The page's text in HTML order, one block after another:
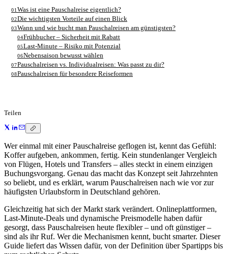
01 Was ist eine Pauschalreise eigentlich?
02Die wichtigsten Vorteile auf einen Blick
03Wann und wie bucht man Pauschalreisen am günstigsten?
04Frühbucher – Sicherheit mit Rabatt
05Last-Minute – Risiko mit Potenzial
06Nebensaison bewusst wählen
07Pauschalreisen vs. Individualreisen: Was passt zu dir?
08Pauschalreisen für besondere Reiseformen
Teilen
Wer einmal mit einer Pauschalreise geflogen ist, kennt das Gefühl:
Koffer aufgeben, ankommen, fertig. Kein stundenlanger Vergleich
von Flügen, Hotels und Transfers – alles steckt in einem einzigen
Buchungsvorgang. Genau das macht das Konzept seit Jahrzehnten
so beliebt, und es erklärt, warum Pauschalreisen nach wie vor zur
häufigsten Urlaubsform in Deutschland gehören.
Gleichzeitig hat sich der Markt stark verändert. Onlineplattformen,
Last-Minute-Deals und dynamische Preismodelle haben dafür
gesorgt, dass Pauschalreisen heute flexibler – und oft günstiger –
sind als ihr Ruf. Wer die Mechanismen kennt, bucht smarter. Dieser
Guide liefert das Wissen dafür, von der Definition über Spartipps bis